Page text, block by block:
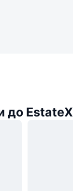
до EstateX